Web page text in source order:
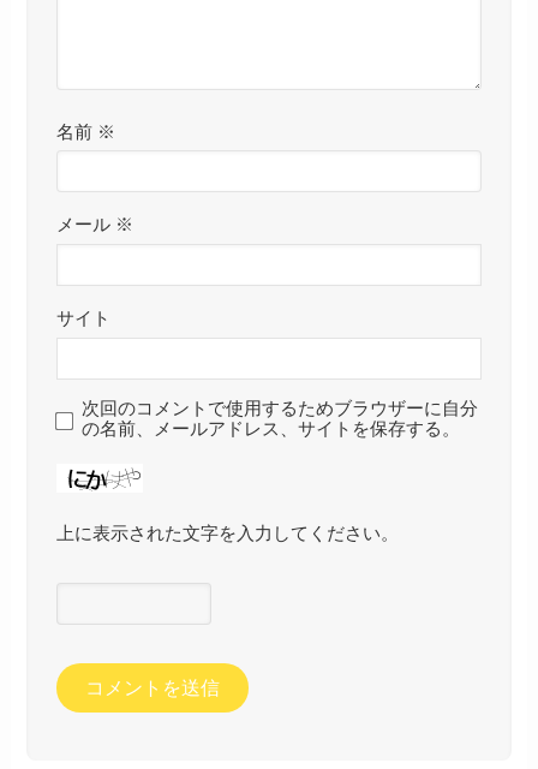
名前 ※
メール ※
サイト
次回のコメントで使用するためブラウザーに自分
の名前、メールアドレス、サイトを保存する。
上に表示された文字を入力してください。